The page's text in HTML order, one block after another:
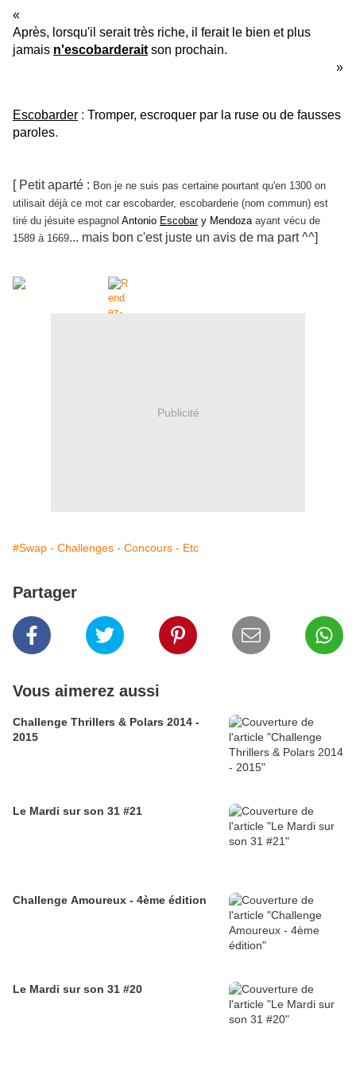
«
Après, lorsqu'il serait très riche, il ferait le bien et plus
jamais n'escobarderait son prochain.
»
Escobarder : Tromper, escroquer par la ruse ou de fausses
paroles.
[ Petit aparté : Bon je ne suis pas certaine pourtant qu'en 1300 on
utilisait déjà ce mot car escobarder, escobarderie (nom commun) est
tiré du jésuite espagnol Antonio Escobary Mendozaayant vécu de
1589 à 1669... mais bon c'est juste un avis de ma part ^^]
Publicité
#Swap - Challenges - Concours - Etc
Partager
Vous aimerez aussi
Challenge Thrillers & Polars 2014 -
2015
Le Mardi sur son 31 #21
Challenge Amoureux - 4ème édition
Le Mardi sur son 31 #20